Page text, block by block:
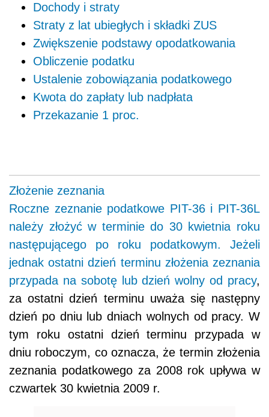
Dochody i straty
Straty z lat ubiegłych i składki ZUS
Zwiększenie podstawy opodatkowania
Obliczenie podatku
Ustalenie zobowiązania podatkowego
Kwota do zapłaty lub nadpłata
Przekazanie 1 proc.
Złożenie zeznania
Roczne zeznanie podatkowe PIT-36 i PIT-36L
należy złożyć w terminie do 30 kwietnia roku
następującego po roku podatkowym. Jeżeli
jednak ostatni dzień terminu złożenia zeznania
przypada na sobotę lubdzień wolny od pracy,
za ostatni dzień terminu uważa się następny
dzień po dniu lub dniach wolnych od pracy. W
tym roku ostatni dzień terminu przypada w
dniu roboczym, co oznacza, że termin złożenia
zeznania podatkowego za 2008 rok upływa w
czwartek 30 kwietnia 2009 r.